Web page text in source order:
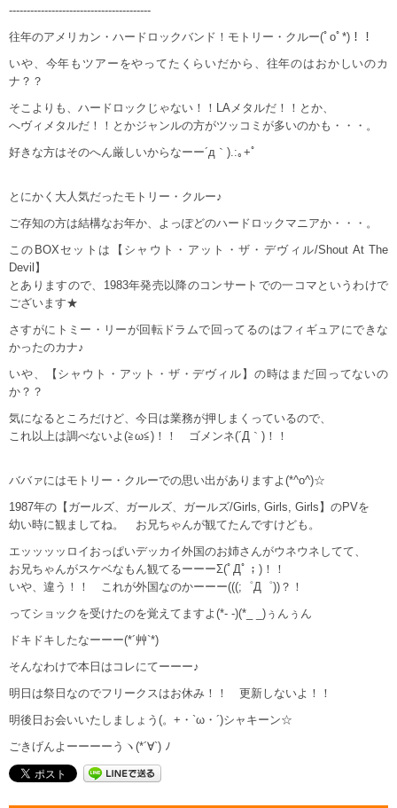
----------------------------------------
往年のアメリカン・ハードロックバンド！モトリー・クルー(ﾟoﾟ*)！！
いや、今年もツアーをやってたくらいだから、往年のはおかしいのカ
ナ？？
そこよりも、ハードロックじゃない！！LAメタルだ！！とか、
へヴィメタルだ！！とかジャンルの方がツッコミが多いのかも・・・。
好きな方はそのへん厳しいからなーー´д｀).:｡+ﾟ
とにかく大人気だったモトリー・クルー♪
ご存知の方は結構なお年か、よっぽどのハードロックマニアか・・・。
このBOXセットは【シャウト・アット・ザ・デヴィル/Shout At The
Devil】
とありますので、1983年発売以降のコンサートでの一コマというわけで
ございます★
さすがにトミー・リーが回転ドラムで回ってるのはフィギュアにできな
かったのカナ♪
いや、【シャウト・アット・ザ・デヴィル】の時はまだ回ってないの
か？？
気になるところだけど、今日は業務が押しまくっているので、
これ以上は調べないよ(≧ω≦)！！ ゴメンネ(´Д｀)！！
ババァにはモトリー・クルーでの思い出がありますよ(*^o^)☆
1987年の【ガールズ、ガールズ、ガールズ/Girls, Girls, Girls】のPVを
幼い時に観ましてね。 お兄ちゃんが観てたんですけども。
エッッッッロイおっぱいデッカイ外国のお姉さんがウネウネしてて、
お兄ちゃんがスケベなもん観てるーーーΣ(ﾟДﾟ；)！！
いや、違う！！ これが外国なのかーーー(((;゜Д゜))？！
ってショックを受けたのを覚えてますよ(*- -)(*_ _)ぅんぅん
ドキドキしたなーーー(*´艸`*)
そんなわけで本日はコレにてーーー♪
明日は祭日なのでフリークスはお休み！！ 更新しないよ！！
明後日お会いいたしましょう(。+・`ω・´)シャキーン☆
ごきげんよーーーーうヽ(*´∀`) ﾉ